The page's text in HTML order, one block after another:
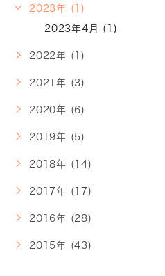
2023年 (1)
2023年4月 (1)
2022年 (1)
2021年 (3)
2020年 (6)
2019年 (5)
2018年 (14)
2017年 (17)
2016年 (28)
2015年 (43)